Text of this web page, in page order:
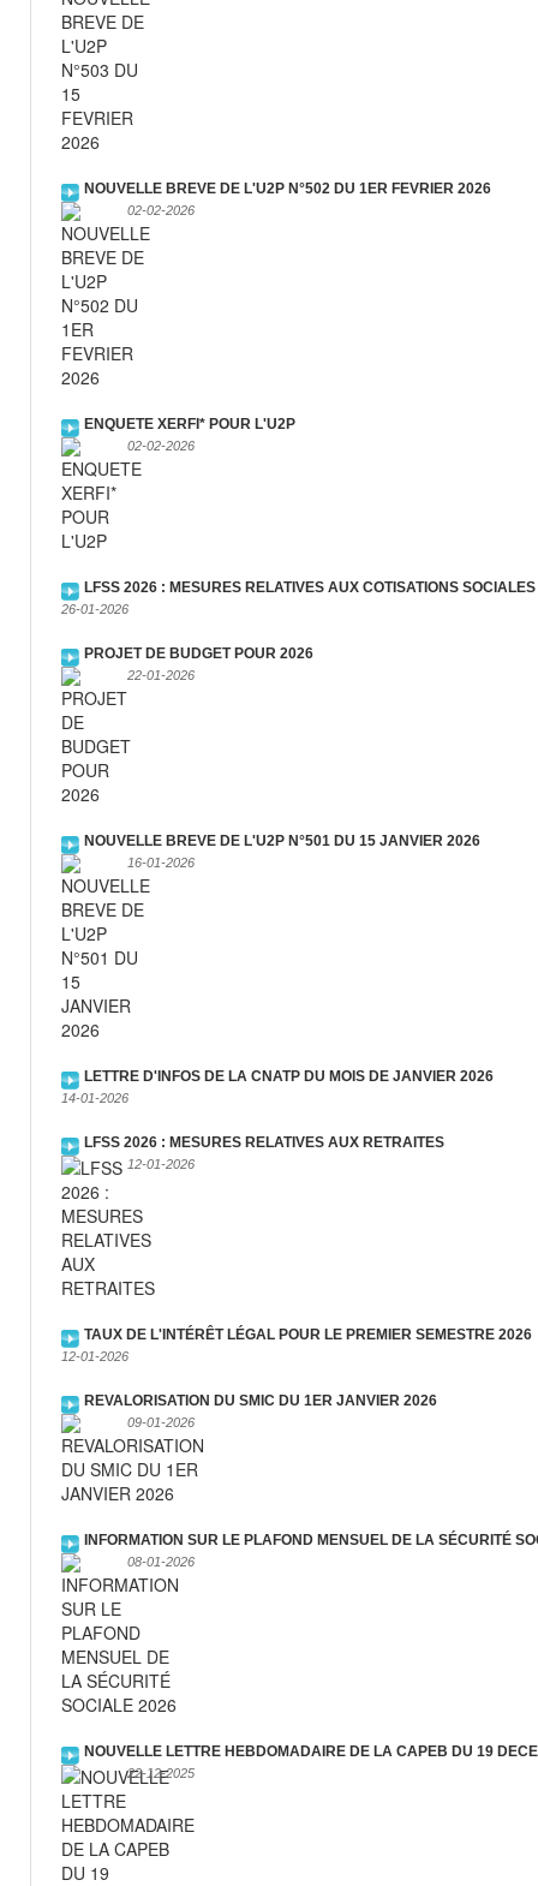
NOUVELLE BREVE DE L'U2P N°502 DU 1ER FEVRIER 2026
02-02-2026
ENQUETE XERFI* POUR L'U2P
02-02-2026
LFSS 2026 : MESURES RELATIVES AUX COTISATIONS SOCIALES
26-01-2026
PROJET DE BUDGET POUR 2026
22-01-2026
NOUVELLE BREVE DE L'U2P N°501 DU 15 JANVIER 2026
16-01-2026
LETTRE D'INFOS DE LA CNATP DU MOIS DE JANVIER 2026
14-01-2026
LFSS 2026 : MESURES RELATIVES AUX RETRAITES
12-01-2026
TAUX DE L'INTÉRÊT LÉGAL POUR LE PREMIER SEMESTRE 2026
12-01-2026
REVALORISATION DU SMIC DU 1ER JANVIER 2026
09-01-2026
INFORMATION SUR LE PLAFOND MENSUEL DE LA SÉCURITÉ
08-01-2026
NOUVELLE LETTRE HEBDOMADAIRE DE LA CAPEB DU 19
22-12-2025